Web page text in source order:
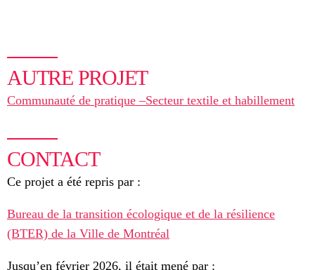
AUTRE PROJET
Communauté de pratique –Secteur textile et habillement
CONTACT
Ce projet a été repris par :
Bureau de la transition écologique et de la résilience
(BTER) de la Ville de Montréal
Jusqu’en février 2026, il était mené par :